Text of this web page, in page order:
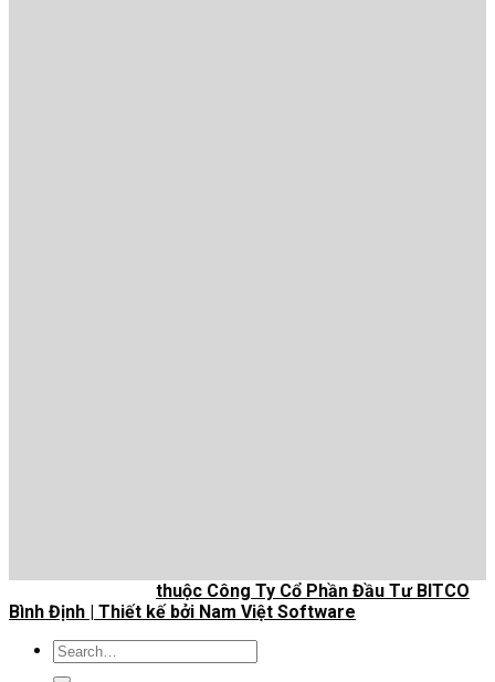
thuộc Công Ty Cổ Phần Đầu Tư BITCO
Bình Định | Thiết kế bởi Nam Việt Software
Search
for: